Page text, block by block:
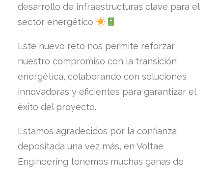
desarrollo de infraestructuras clave para el
sector energético
Este nuevo reto nos permite reforzar
nuestro compromiso con la transición
energética, colaborando con soluciones
innovadoras y eficientes para garantizar el
éxito del proyecto.
Estamos agradecidos por la confianza
depositada una vez más, en Voltae
Engineering tenemos muchas ganas de